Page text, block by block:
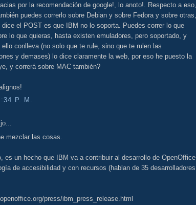
por la recomendación de google!, lo anoto!. Respecto a eso,
puedes correrlo sobre Debian y sobre Fedora y sobre otras,
dice el POST es que IBM no lo soporta. Puedes correr lo que
lo que quieras, hasta existen emuladores, pero soportado, y
ello conlleva (no solo que te rule, sino que te rulen las
y demases) lo dice claramente la web, por eso he puesto la
y correrá sobre MAC también?
P. M.
mezclar las cosas.
es un hecho que IBM va a contribuir al desarrollo de OpenOffice
de accesibilidad y con recursos (hablan de 35 desarrolladores
press/ibm_press_release.html